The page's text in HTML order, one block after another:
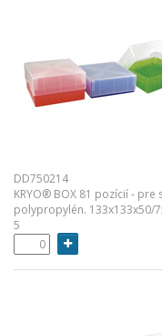
DD750214
KRYO® BOX 81 pozícií - pre
polypropylén. 133x133x50/
5